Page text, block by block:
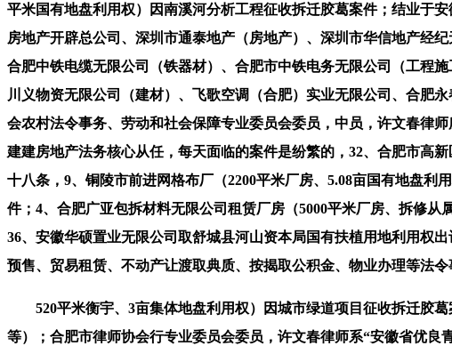
平米国有地盘利用权）因南溪河分析工程征收拆迁胶葛案件；结业于
房地产开辟总公司、深圳市通泰地产（房地产）、深圳市华信地产经
合肥中铁电缆无限公司（铁器材）、合肥市中铁电务无限公司（工程
川义物资无限公司（建材）、飞歌空调（合肥）实业无限公司、合肥
会农村法令事务、劳动和社会保障专业委员会委员，中员，许文春律
建建房地产法务核心从任，每天面临的案件是纷繁的，32、合肥市高
十八条，9、铜陵市前进网格布厂（2200平米厂房、5.08亩国有地盘
件；4、合肥广亚包拆材料无限公司租赁厂房（5000平米厂房、拆修
36、安徽华硕置业无限公司取舒城县河山资本局国有扶植用地利用权
预售、贸易租赁、不动产让渡取典质、按揭取公积金、物业办理等法令
520平米衡宇、3亩集体地盘利用权）因城市绿道项目征收拆迁胶葛
等）；合肥市律师协会行专业委员会委员，许文春律师系“安徽省优